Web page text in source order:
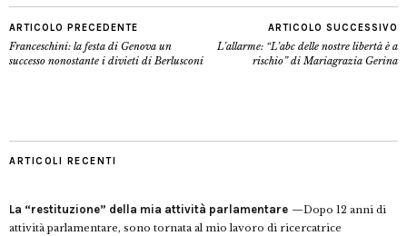
ARTICOLO PRECEDENTE
Franceschini: la festa di Genova un
successo nonostante i divieti di Berlusconi
ARTICOLO SUCCESSIVO
L’allarme: “L’abc delle nostre libertà è a
rischio” di Mariagrazia Gerina
ARTICOLI RECENTI
La “restituzione” della mia attività parlamentare
Dopo 12 anni di
attività parlamentare, sono tornata al mio lavoro di ricercatrice